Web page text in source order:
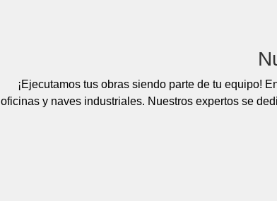
¡Ejecutamos tus obras siendo parte de tu equipo!
oficinas y naves industriales. Nuestros expertos se